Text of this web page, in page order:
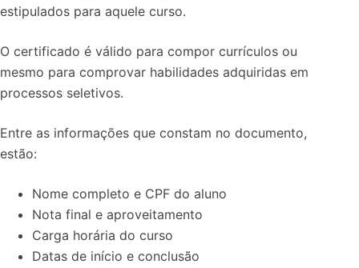
estipulados para aquele curso.
O certificado é válido para compor currículos ou
mesmo para comprovar habilidades adquiridas em
processos seletivos.
Entre as informações que constam no documento,
estão:
Nome completo e CPF do aluno
Nota final e aproveitamento
Carga horária do curso
Datas de início e conclusão